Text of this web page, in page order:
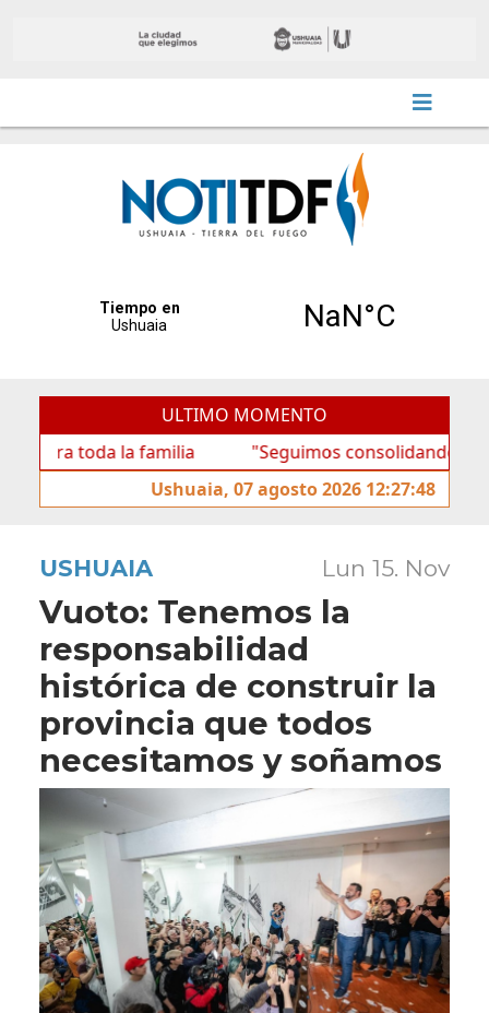
ULTIMO MOMENTO
la familia
"Seguimos consolidando al BTF como
Ushuaia, 07 agosto 2026 12:27:48
USHUAIA Lun 15. Nov
Vuoto: Tenemos la
responsabilidad
histórica de construir la
provincia que todos
necesitamos y soñamos